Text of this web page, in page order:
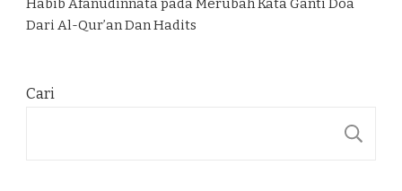
Habib AfanudinnatapadaMerubah Kata Ganti Doa
Dari Al-Qur’an Dan Hadits
Cari